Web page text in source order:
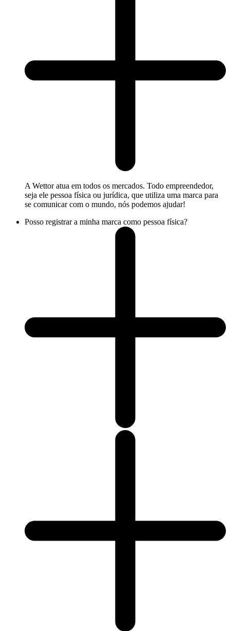
A Wettor atua em todos os mercados. Todo empreendedor,
seja ele pessoa física ou jurídica, que utiliza uma marca para
se comunicar com o mundo, nós podemos ajudar!
Posso registrar a minha marca como pessoa física?